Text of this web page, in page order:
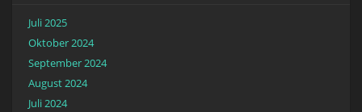
Juli 2025
Oktober 2024
September 2024
August 2024
Juli 2024